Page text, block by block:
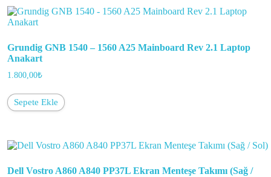
Grundig GNB 1540 – 1560 A25 Mainboard Rev 2.1 Laptop
Anakart
1.800,00₺
Sepete Ekle
Dell Vostro A860 A840 PP37L Ekran Menteşe Takımı (Sağ /